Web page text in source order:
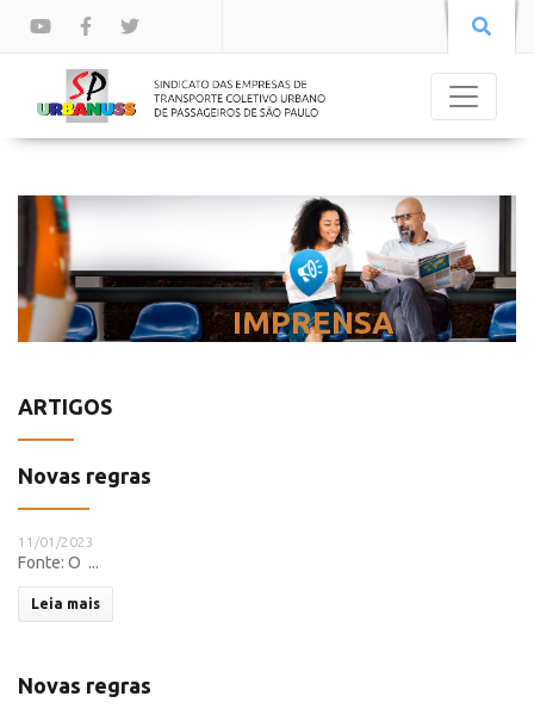
IMPRENSA
ARTIGOS
Novas regras
11/01/2023
Fonte: O ...
Leia mais
Novas regras